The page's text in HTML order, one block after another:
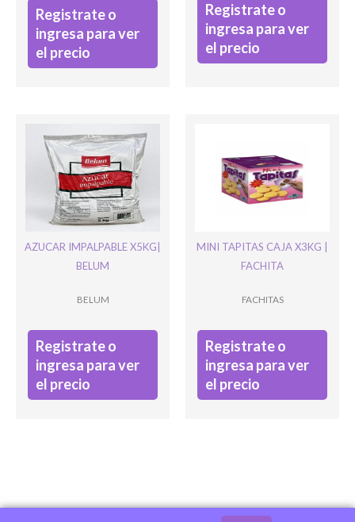
Registrate o
ingresa para ver
el precio
Registrate o
ingresa para ver
el precio
AZUCAR IMPALPABLE X5KG|
BELUM
BELUM
Registrate o
ingresa para ver
el precio
MINI TAPITAS CAJA X3KG |
FACHITA
FACHITAS
Registrate o
ingresa para ver
el precio